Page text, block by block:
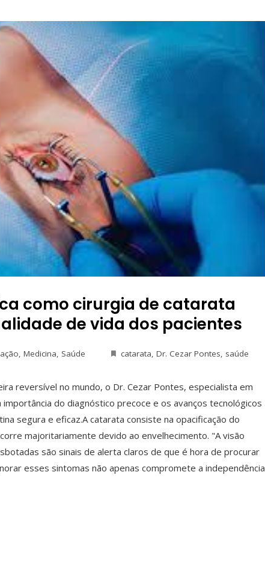
como cirurgia de catarata
de vida dos pacientes
, Medicina, Saúde catarata, Dr. Cezar Pontes, saúde
reversível no mundo, o Dr. Cezar Pontes, especialista em
do diagnóstico precoce e os avanços tecnológicos
segura e eficaz.A catarata consiste na opacificação do
majoritariamente devido ao envelhecimento. "A visão
são sinais de alerta claros de que é hora de procurar
esses sintomas não apenas compromete a independência